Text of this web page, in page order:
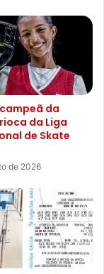
da
da Liga
de Skate
de 2026